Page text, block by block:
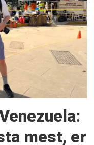
mest, er